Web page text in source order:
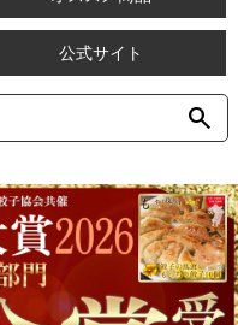
公式サイト
search